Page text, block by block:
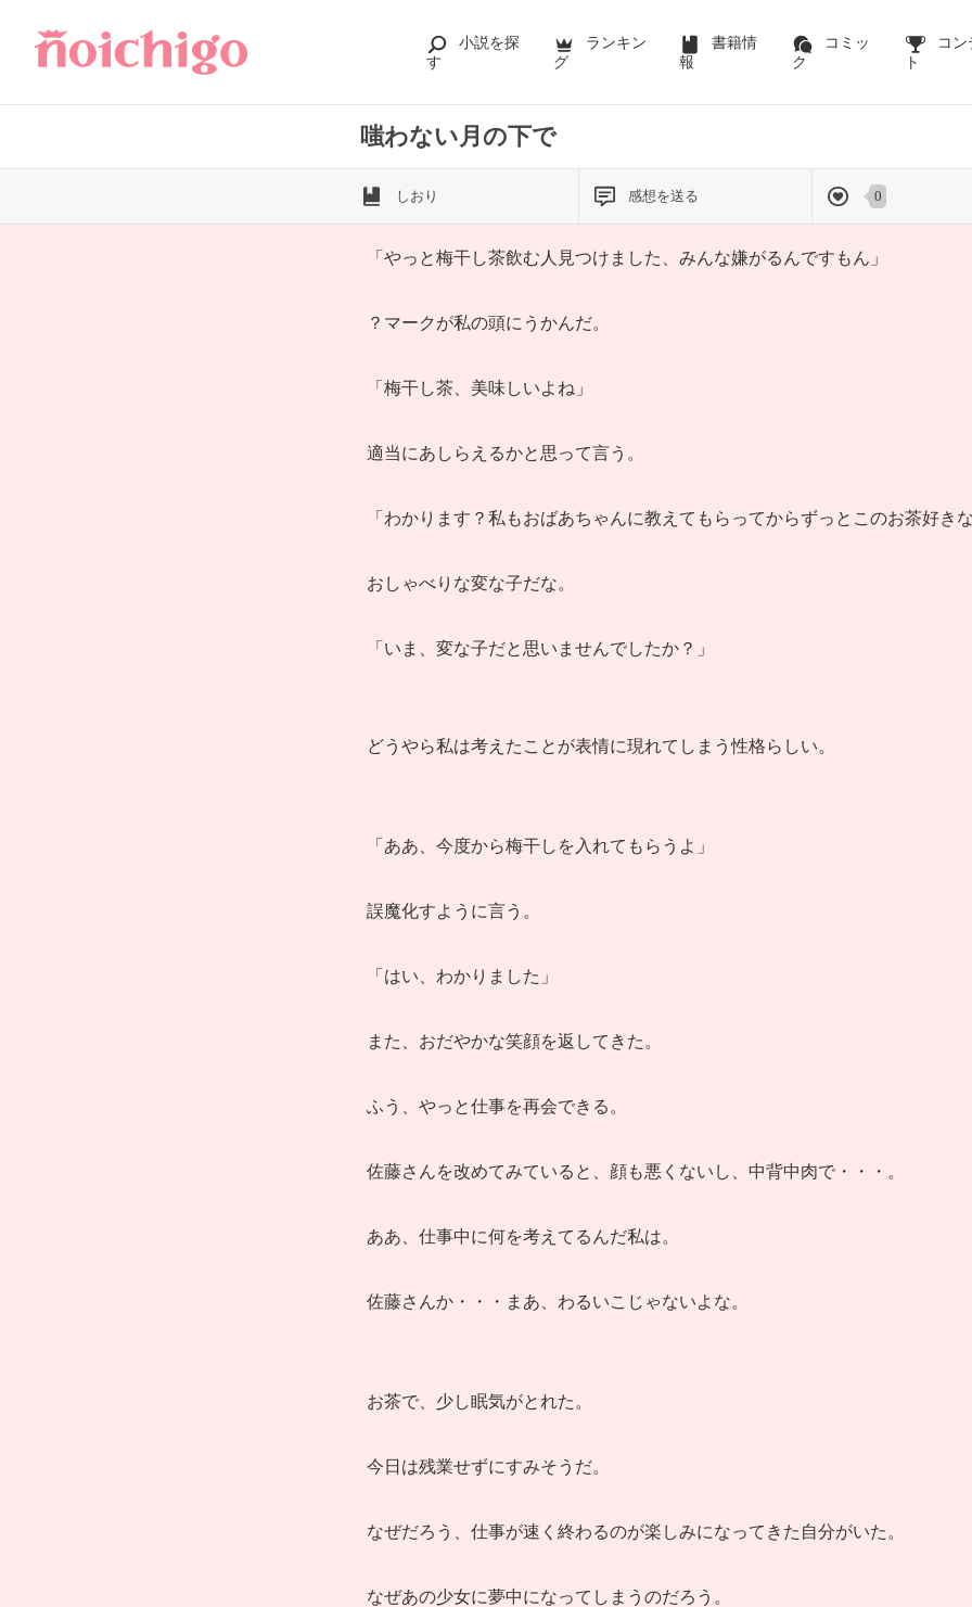
小説を探
す
ランキン
グ
書籍情
報
コミッ
ク
コン
ト
嗤わない月の下で
しおり 感想を送る 0
前のページを表示する
「やっと梅干し茶飲む人見つけました、みんな嫌がるんですもん」
？マークが私の頭にうかんだ。
「梅干し茶、美味しいよね」
適当にあしらえるかと思って言う。
「わかります？私もおばあちゃんに教えてもらってからずっとこのお茶好きな
おしゃべりな変な子だな。
「いま、変な子だと思いませんでしたか？」
どうやら私は考えたことが表情に現れてしまう性格らしい。
「ああ、今度から梅干しを入れてもらうよ」
誤魔化すように言う。
「はい、わかりました」
また、おだやかな笑顔を返してきた。
ふう、やっと仕事を再会できる。
佐藤さんを改めてみていると、顔も悪くないし、中背中肉で・・・。
ああ、仕事中に何を考えてるんだ私は。
佐藤さんか・・・まあ、わるいこじゃないよな。
お茶で、少し眠気がとれた。
今日は残業せずにすみそうだ。
なぜだろう、仕事が速く終わるのが楽しみになってきた自分がいた。
なぜあの少女に夢中になってしまうのだろう。